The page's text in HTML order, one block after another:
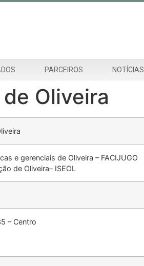
PARCEIROS NOTÍCIAS
Oliveira
e gerenciais de Oliveira – FACIJUGO
de Oliveira– ISEOL
– Centro